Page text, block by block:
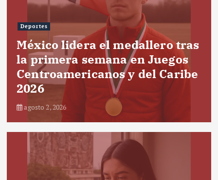
Deportes
México lidera el medallero tras
la primera semana en Juegos
Centroamericanos y del Caribe
2026
agosto 2, 2026